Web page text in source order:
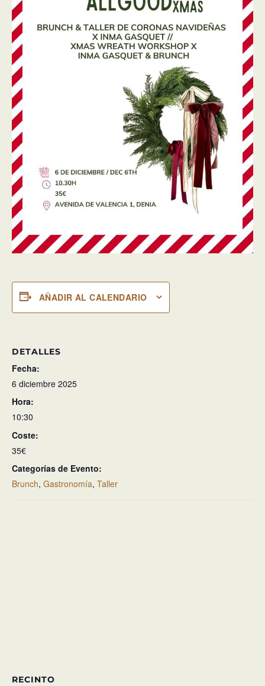
AÑADIR AL CALENDARIO
DETALLES
Fecha:
6 diciembre 2025
Hora:
10:30
Coste:
35€
Categorías de Evento:
Brunch, Gastronomía, Taller
RECINTO